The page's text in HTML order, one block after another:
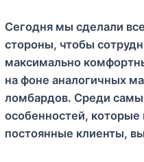
Сегодня мы сделали
стороны, чтобы
максимально
на фоне аналогичных
ломбардов. Среди
особенностей,
постоянные клиенты,